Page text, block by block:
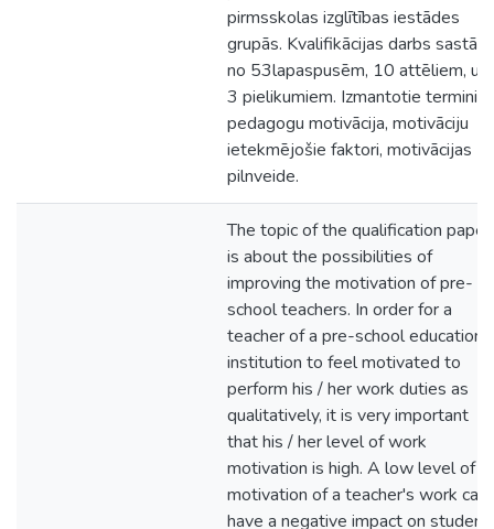
pirmsskolas izglītības iestādes
grupās. Kvalifikācijas darbs sastāv
no 53lapaspusēm, 10 attēliem, un
3 pielikumiem. Izmantotie termini:
pedagogu motivācija, motivāciju
ietekmējošie faktori, motivācijas
pilnveide.
The topic of the qualification paper
is about the possibilities of
improving the motivation of pre-
school teachers. In order for a
teacher of a pre-school
institution to feel motivated to
perform his / her work duties as
qualitatively, it is very important
that his / her level of work
motivation is high. A low level of
motivation of a teacher's work can
have a negative impact on